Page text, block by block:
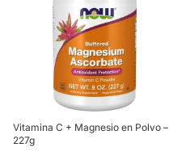
Vitamina C + Magnesio en Polvo –
227g